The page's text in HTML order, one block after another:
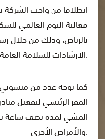
انطلاقاً من واجب
فعالية اليوم العالمي
بالرياض، وذلك من خلال
الارشادات للسلامة العامة من مرض السكري.
كما توجه عدد من منسوبي
المقر الرئيسي لتفعيل
المشي لمدة نصف ساعة
والأمراض الأخرى.